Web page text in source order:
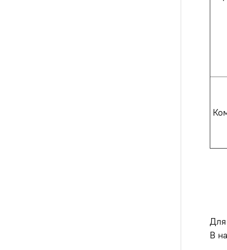
Для
В